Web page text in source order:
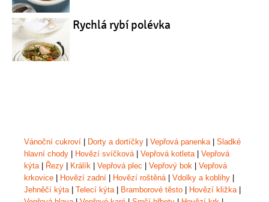
Rychlá rybí polévka
Vánoční cukroví Dorty a dortíčky Vepřová panenka| Sladké
hlavní chody
Hovězí svíčková| Vepřová kotleta| Vepřová
kýta| Řezy Králík Vepřová plec Vepřový bok
Vepřová
krkovice
Hovězí zadní Hovězí roštěná| Vdolky a koblihy
Jehněčí kýta| Telecí kýta| Bramborové těsto Hovězí kližka|